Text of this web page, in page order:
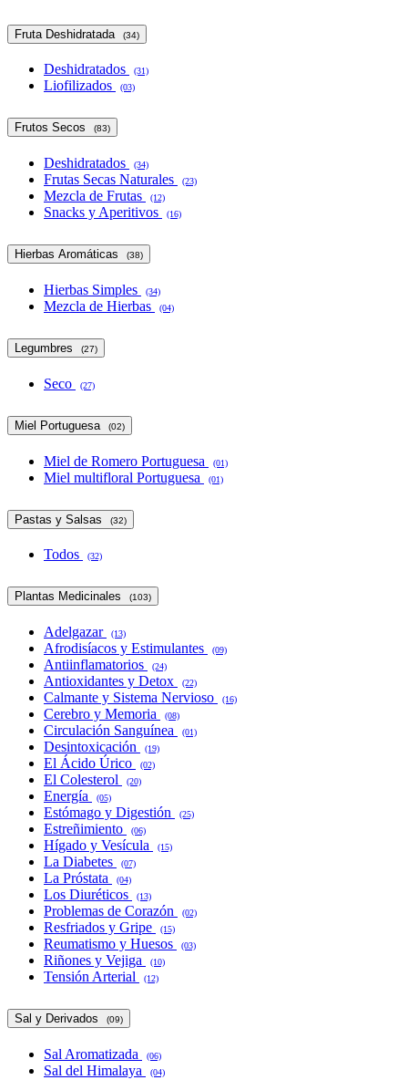
Fruta Deshidratada (34)
Deshidratados (31)
Liofilizados (03)
Frutos Secos (83)
Deshidratados (34)
Frutas Secas Naturales (23)
Mezcla de Frutas (12)
Snacks y Aperitivos (16)
Hierbas Aromáticas (38)
Hierbas Simples (34)
Mezcla de Hierbas (04)
Legumbres (27)
Seco (27)
Miel Portuguesa (02)
Miel de Romero Portuguesa (01)
Miel multifloral Portuguesa (01)
Pastas y Salsas (32)
Todos (32)
Plantas Medicinales (103)
Adelgazar (13)
Afrodisíacos y Estimulantes (09)
Antiinflamatorios (24)
Antioxidantes y Detox (22)
Calmante y Sistema Nervioso (16)
Cerebro y Memoria (08)
Circulación Sanguínea (01)
Desintoxicación (19)
El Ácido Úrico (02)
El Colesterol (20)
Energía (05)
Estómago y Digestión (25)
Estreñimiento (06)
Hígado y Vesícula (15)
La Diabetes (07)
La Próstata (04)
Los Diuréticos (13)
Problemas de Corazón (02)
Resfriados y Gripe (15)
Reumatismo y Huesos (03)
Riñones y Vejiga (10)
Tensión Arterial (12)
Sal y Derivados (09)
Sal Aromatizada (06)
Sal del Himalaya (04)